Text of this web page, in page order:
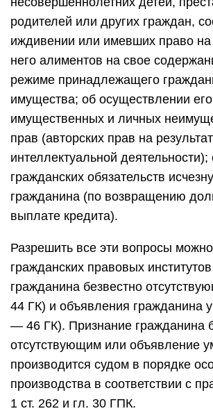
родителей или других граждан,
иждивении или имевших право на
него алиментов на свое
режиме принадлежащего
имущества; об осуществлении его
имущественных и личных
прав (авторских прав на
интеллектуальной
гражданских обязательств
гражданина (по возвращению
выплате кредита).
Разрешить все эти вопросы
гражданских правовых
гражданина безвестно
44 ГК) и объявления гражданина
— 46 ГК). Признание гражданина
отсутствующим или объявление
производится судом в порядке
производства в соответствии с
1 ст. 262 и гл. 30 ГПК.